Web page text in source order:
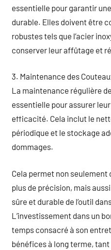
essentielle pour garantir
durable. Elles doivent être
robustes tels que l’acier
conserver leur affûtage et
3. Maintenance des
La maintenance régulière
essentielle pour assurer
efficacité. Cela inclut le
périodique et le stockage
dommages.
Cela permet non
plus de précision, mais
sûre et durable de l’outil
L’investissement dans un
temps consacré à son
bénéfices à long terme,